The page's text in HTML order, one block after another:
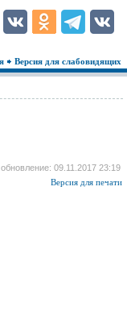
Версия для слабовидящих
09.11.2017 23:19
Версия для печати